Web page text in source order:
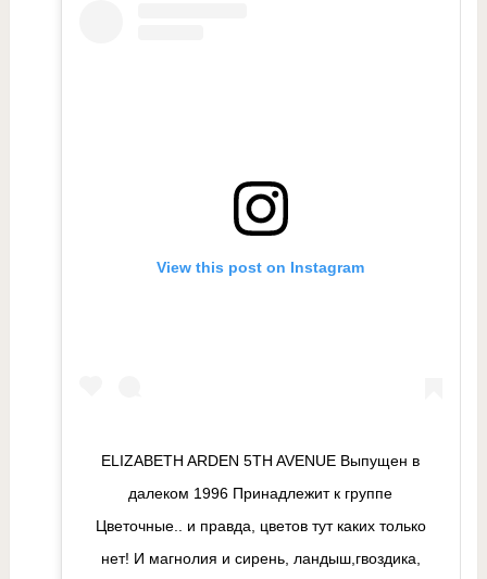
View this post on Instagram
ELIZABETH ARDEN 5TH AVENUE Выпущен в
далеком 1996 Принадлежит к группе
Цветочные.. и правда, цветов тут каких только
нет! И магнолия и сирень, ландыш,гвоздика,